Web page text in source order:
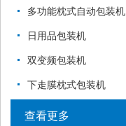
多功能枕式自动包装机
日用品包装机
双变频包装机
下走膜枕式包装机
查看更多